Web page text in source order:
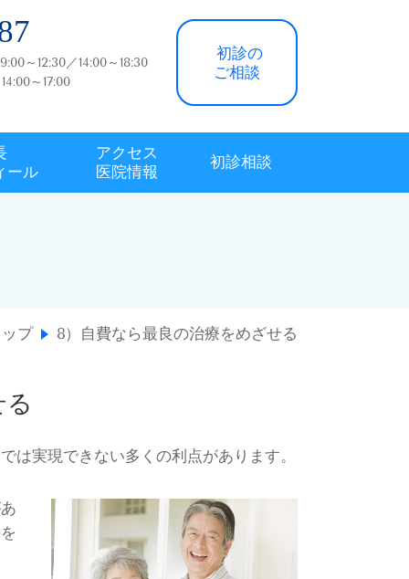
～12:30／14:00～18:30
～17:00
初診の
ご相談
ール
アクセス
医院情報
初診相談
プ 8）自費なら最良の治療をめざせる
は実現できない多くの利点があります。